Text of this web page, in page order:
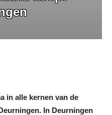
in alle kernen van de
In Deurningen